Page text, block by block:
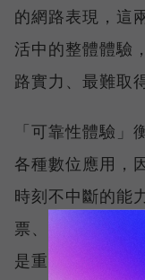
的網路表現，這
活中的整體體驗
路實力、最難取
「可靠性體驗
各種數位應用，
時刻不中斷的能
票、秒殺限量商
是重要的線上會